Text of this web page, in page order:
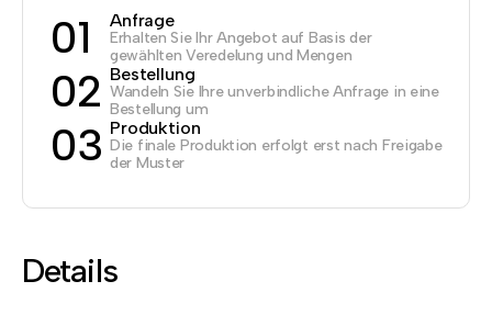
01 Anfrage
Erhalten Sie Ihr Angebot auf Basis der
gewählten Veredelung und Mengen
02 Bestellung
Wandeln Sie Ihre unverbindliche Anfrage in eine
Bestellung um
03 Produktion
Die finale Produktion erfolgt erst nach Freigabe
der Muster
Details